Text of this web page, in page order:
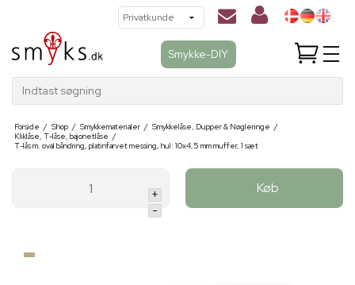
Smykke-DIY
Indtast søgning
Forside / Shop / Smykkematerialer / Smykkelåse, Dupper & Nøgleringe /
Kliklåse, T-låse, bajonetlåse /
T-lås m. oval båndring, platinfarvet messing, hul: 10x4,5 mm muffer, 1 sæt
+
-
Køb